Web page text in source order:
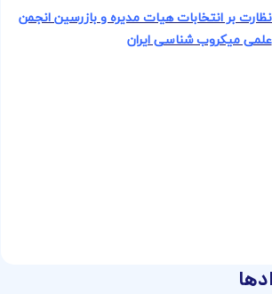
بر انتخابات هیات مدیره و بازرسین انجمن
علمی میکروب شناسی ایران